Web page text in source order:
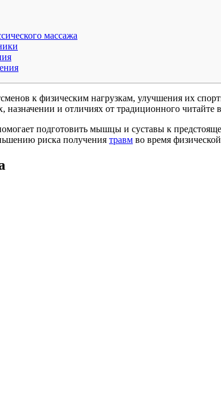
массажа
к физическим нагрузкам, улучшения их
назначении и отличиях от традиционного читайте в
подготовить мышцы и суставы к
риска получения травм во время